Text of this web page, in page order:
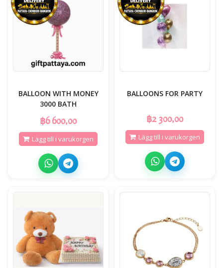
BALLOON WITH MONEY
3000 BATH
฿6 600,00
Lägg till i varukorgen
BALLOONS FOR PARTY
฿2 300,00
Lägg till i varukorgen